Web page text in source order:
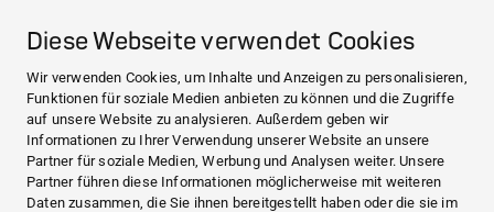
Diese Webseite verwendet Cookies
Wir verwenden Cookies, um Inhalte und Anzeigen zu personalisieren,
Funktionen für soziale Medien anbieten zu können und die Zugriffe
auf unsere Website zu analysieren. Außerdem geben wir
Informationen zu Ihrer Verwendung unserer Website an unsere
Partner für soziale Medien, Werbung und Analysen weiter. Unsere
Partner führen diese Informationen möglicherweise mit weiteren
Daten zusammen, die Sie ihnen bereitgestellt haben oder die sie im
Spendenanfragen
HARTMANN-Standorte
WEBSITES
NEWS UND PRESSE
INVESTOR RELATIONS
ÜBER UNS
KONTAKT